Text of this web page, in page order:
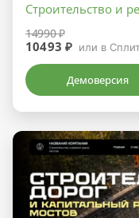
Строительство и
14990 ₽
10493 ₽ или в
Демоверсия